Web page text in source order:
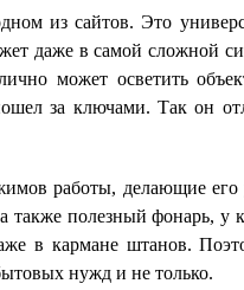
из сайтов. Это
даже в самой сложной
может осветить
за ключами. Так он
работы, делающие
полезный фонарь, у
в кармане штанов.
нужд и не только.